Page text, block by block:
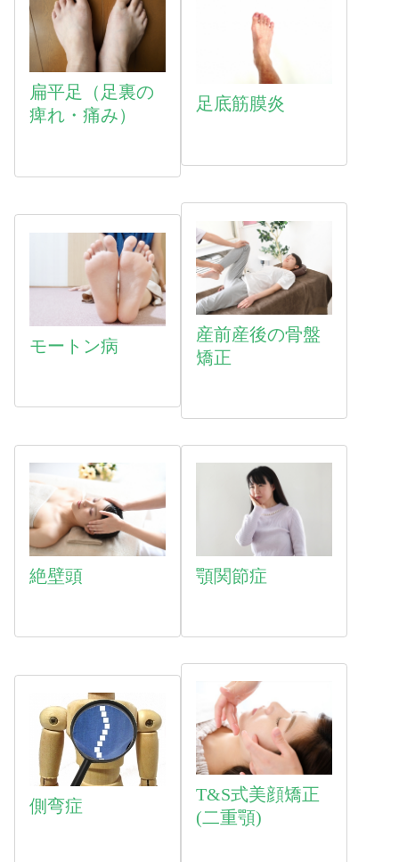
扁平足（足裏の
痺れ・痛み）
足底筋膜炎
モートン病
産前産後の骨盤
矯正
絶壁頭 顎関節症
側弯症
T&S式美顔矯正
(二重顎)